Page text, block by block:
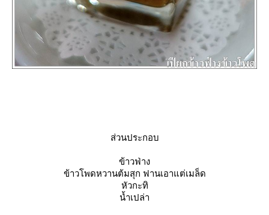
ส่วนประกอบ
ข้าวฟ่าง
ข้าวโพดหวานต้มสุก ฟานเอาแต่เมล็ด
หัวกะทิ
น้ำเปล่า